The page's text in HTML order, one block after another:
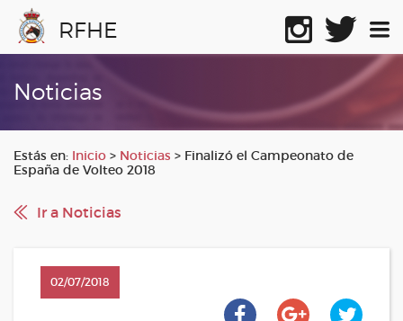
RFHE
Noticias
Estás en: Inicio > Noticias > Finalizó el Campeonato de
España de Volteo 2018
Ir a Noticias
02/07/2018